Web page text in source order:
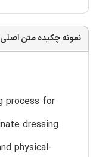
نمونه چکیده متن
process for
dressing
physical-